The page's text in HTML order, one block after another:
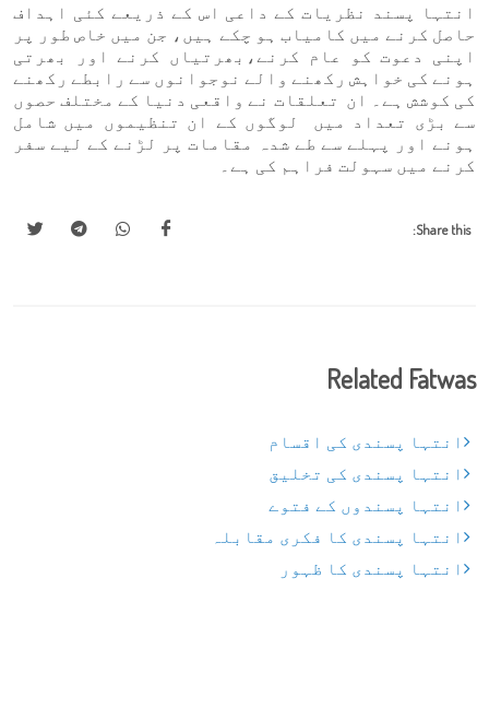
انتہا پسند نظریات کے داعی اس کے ذریعے کئی اہداف
حاصل کرنے میں کامیاب ہو چکے ہیں، جن میں خاص طور پر
اپنی دعوت کو عام کرنے،بھرتیاں کرنے اور بھرتی
ہونے کی خواہش رکھنے والے نوجوانوں سے رابطے رکھنے
کی کوشش ہے۔ ان تعلقات نے واقعی دنیا کے مختلف حصوں
سے بڑی تعداد میں لوگوں کے ان تنظیموں میں شامل
ہونے اور پہلے سے طے شدہ مقامات پر لڑنے کے لیے سفر
کرنے میں سہولت فراہم کی ہے۔
Share this:
Related Fatwas
انتہا پسندی کی اقسام
انتہا پسندی کی تخلیق
انتہا پسندوں کے فتوے
انتہا پسندی کا فکری مقابلہ
انتہا پسندی کا ظہور